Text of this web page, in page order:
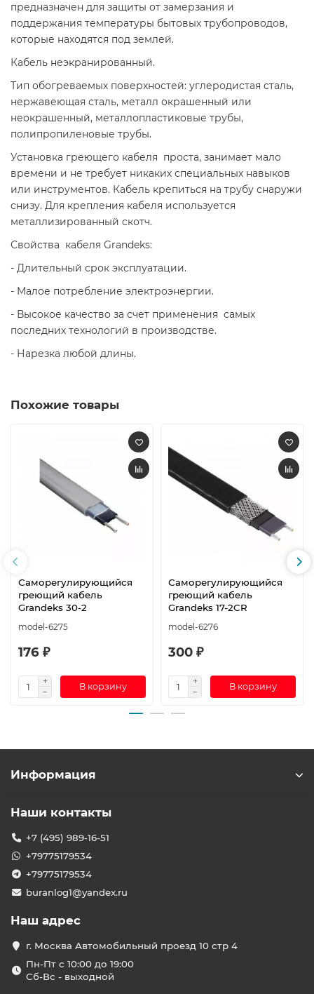
предназначен для защиты от замерзания и
поддержания температуры бытовых трубопроводов,
которые находятся под землей.
Кабель неэкранированный.
Тип обогреваемых поверхностей: углеродистая сталь,
нержавеющая сталь, металл окрашенный или
неокрашенный, металлопластиковые трубы,
полипропиленовые трубы.
Установка греющего кабеля проста, занима­ет мало
времени и не требует никаких специаль­ных навыков
или инструментов. Кабель крепиться на трубу снаружи
снизу. Для крепления кабеля используется
металлизированный скотч.
Свойства кабеля Grandeks:
- Длительный срок эксплуатации.
- Малое потребление электроэнергии.
- Высокое качество за счет применения самых
последних технологий в производстве.
- Нарезка любой длины.
Похожие товары
Саморегулирующийся
греющий кабель
Grandeks 30-2
model-6275
176 ₽
В корзину
Саморегулирующийся
греющий кабель
Grandeks 17-2CR
model-6276
300 ₽
В корзину
Информация
Наши контакты
+7 (495) 989-16-51
+79775179534
+79775179534
buranlog1@yandex.ru
Наш адрес
г. Москва Автомобильный проезд 10 стр 4
Пн-Пт с 10:00 до 19:00
Сб-Вс - выходной